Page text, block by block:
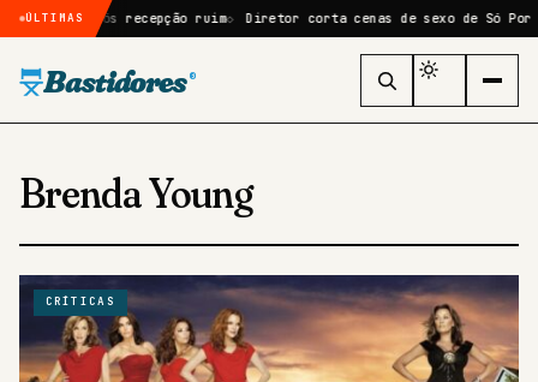
ÚLTIMAS
Moana após recepção ruim Diretor corta cenas de sexo de Só Por
Bastidores ®
Brenda Young
CRÍTICAS